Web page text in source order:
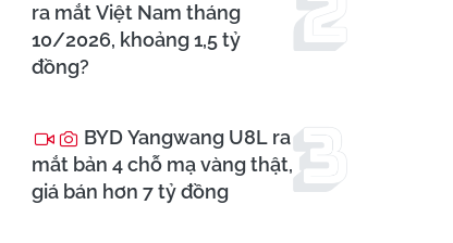
ra mắt Việt Nam tháng
10/2026, khoảng 1,5 tỷ
đồng?
BYD Yangwang U8L ra
mắt bản 4 chỗ mạ vàng thật,
giá bán hơn 7 tỷ đồng